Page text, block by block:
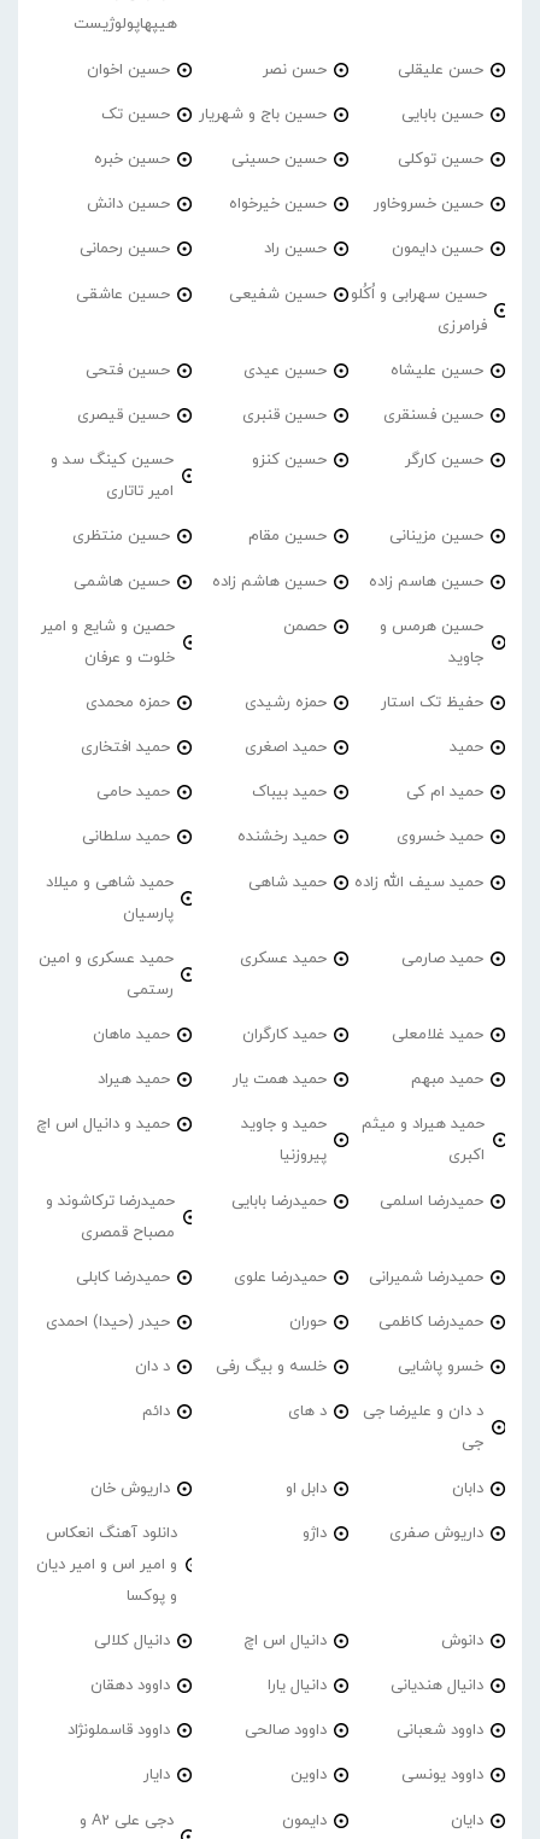
هیپهاپولوژیست
حسن علیقلی حسن نصر حسین اخوان
حسین بابایی حسین باج و شهریار حسین تک
حسین توکلی حسین حسینی حسین خبره
حسین خسروخاور حسین خیرخواه حسین دانش
حسین دایمون حسین راد حسین رحمانی
حسین سهرابی و اُکُلو
فرامرزی
حسین شفیعی حسین عاشقی
حسین علیشاه حسین عیدی حسین فتحی
حسین فسنقری حسین قنبری حسین قیصری
حسین کارگر حسین کنزو
حسین کینگ سد و
امیر تاتاری
حسین مزینانی حسین مقام حسین منتظری
حسین هاسم زاده حسین هاشم زاده حسین هاشمی
حسین هرمس و
جاوید
حصمن
حصین و شایع و امیر
خلوت و عرفان
حفیظ تک استار حمزه رشیدی حمزه محمدی
حمید حمید اصغری حمید افتخاری
حمید ام کی حمید بیباک حمید حامی
حمید خسروی حمید رخشنده حمید سلطانی
حمید سیف الله زاده حمید شاهی
حمید شاهی و میلاد
پارسیان
حمید صارمی حمید عسکری
حمید عسکری و امین
رستمی
حمید غلامعلی حمید کارگران حمید ماهان
حمید مبهم حمید همت یار حمید هیراد
حمید هیراد و میثم
اکبری
حمید و جاوید
پیروزنیا
حمید و دانیال اس اچ
حمیدرضا اسلمی حمیدرضا بابایی
حمیدرضا ترکاشوند و
مصباح قمصری
حمیدرضا شمیرانی حمیدرضا علوی حمیدرضا کابلی
حمیدرضا کاظمی حوران حیدر (حیدا) احمدی
خسرو پاشایی خلسه و بیگ رفی د دان
د دان و علیرضا جی
جی
د های دائم
دابان دابل او داریوش خان
داریوش صفری داژو
دانلود آهنگ انعکاس
و امیر اس و امیر دیان
و پوکسا
دانوش دانیال اس اچ دانیال کلالی
دانیال هندیانی دانیال یارا داوود دهقان
داوود شعبانی داوود صالحی داوود قاسملونژاد
داوود یونسی داوین دایار
دایان دایمون
دجی علی A2 و